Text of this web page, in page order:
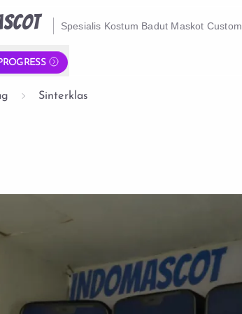
Spesialis Kostum Badut Maskot Custom
Sinterklas